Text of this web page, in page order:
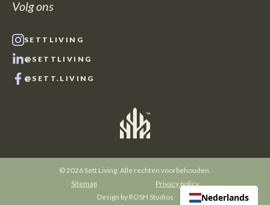
Volg ons
SETTLIVING
@SETTLIVING
@SETT.LIVING
© 2026 Sett Living. Alle rechten voorbehouden.
Sitemap
Privacy policy
Design by ROSH Studios Nederlands